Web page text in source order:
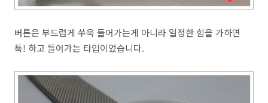
버튼은 부드럽게 쑤욱 들어가는게 아니라 일정한 힘을 가하면
툭! 하고 들어가는 타입이었습니다.